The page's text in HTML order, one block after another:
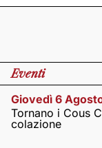
Eventi
Giovedì 6
Tornano i Cous
colazione